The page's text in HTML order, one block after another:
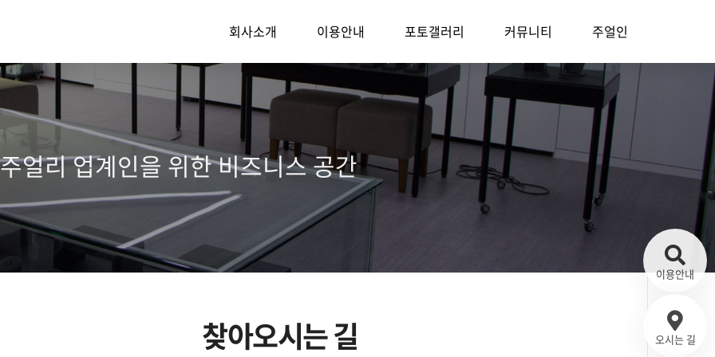
회사소개 이용안내 포토갤러리 커뮤니티 주얼인
이용안내
오시는 길
주얼리 업계인을 위한 비즈니스 공간
찾아오시는 길